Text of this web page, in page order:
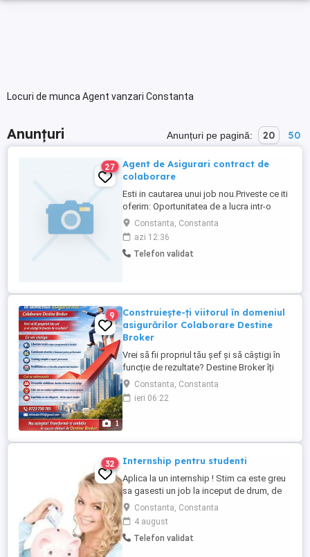
Locuri de munca Agent vanzari Constanta
Anunțuri Anunțuri pe pagină: 20 50
27
Agent de Asigurari contract de
colaborare
Esti in cautarea unui job nou.Priveste ce iti
oferim: Oportunitatea de a lucra intr-o
companie solida pe piata din Romania, cu
acces la programe si know-how din
cadrul grupului Allianz; Posibilitatea de a
lucra intr-o echipa dinamica si motivanta;
Constanta, Constanta
azi 12:36
Telefon validat
1
9
Construiește-ți viitorul în domeniul
asigurărilor Colaborare Destine
Broker
Vrei să fii propriul tău șef și să câștigi în
funcție de rezultate? Destine Broker îți
oferă oportunitatea de a deveni
consultant în asigurări, prin contract de
colaborare, și să îți creezi un venit stabil,
atractive ...
Constanta, Constanta
ieri 06:22
32 Internship pentru studenti
Aplica la un internship ! Stim ca este greu
sa gasesti un job la inceput de drum, de
accea suntem aici pentru tine. Cautam
consultanti entuziasti care sa raspunda cu
zambetul pe buze clientilor! Vrei sa faci
parte dintr-o echipa dinamica, in care sa te
Constanta, Constanta
4 august
Telefon validat